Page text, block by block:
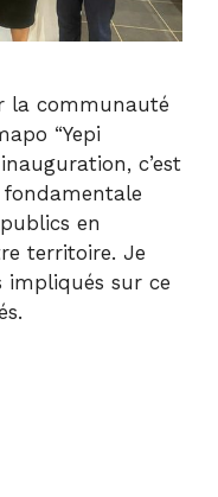
la communauté
“Yepi
c’est
fondamentale
en
territoire. Je
impliqués sur ce